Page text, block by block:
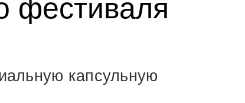
фестиваля
капсульную